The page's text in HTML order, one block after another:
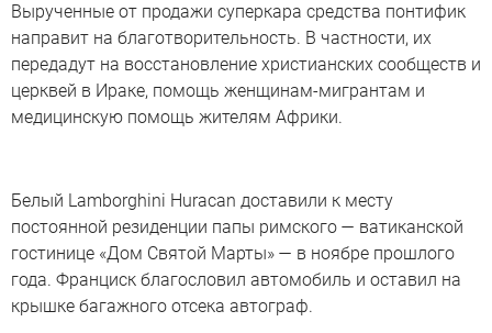
Вырученные от продажи суперкара средства понтифик
направит на благотворительность. В частности, их
передадут на восстановление христианских сообществ и
церквей в Ираке, помощь женщинам-мигрантам и
медицинскую помощь жителям Африки.
Белый Lamborghini Huracan доставили к месту
постоянной резиденции папы римского — ватиканской
гостинице «Дом Святой Марты» — в ноябре прошлого
года. Франциск благословил автомобиль и оставил на
крышке багажного отсека автограф.